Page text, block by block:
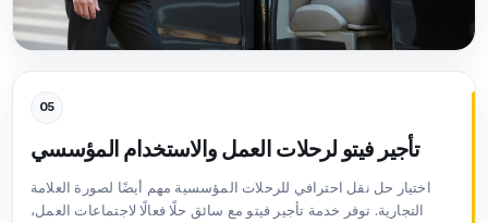
05
تأجير فيتو لرحلات العمل والاستخدام المؤسسي
اختيار حل نقل احترافي للرحلات المؤسسية مهم أيضًا لصورة العلامة
التجارية. توفر خدمة تأجير فيتو مع سائق حلًا فعالًا لاجتماعات العمل،